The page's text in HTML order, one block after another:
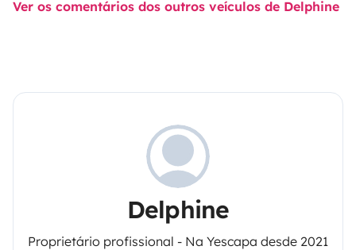
Ver os comentários dos outros veículos de Delphine
Delphine
Proprietário profissional - Na Yescapa desde 2021